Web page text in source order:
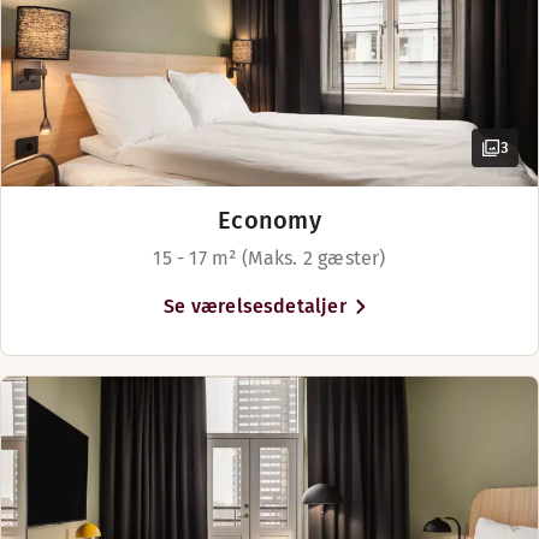
3
Economy
15 - 17 m² (Maks. 2 gæster)
Se værelsesdetaljer